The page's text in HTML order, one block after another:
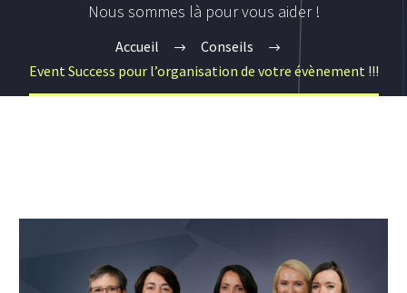
Nous sommes là pour vous aider !
Accueil
Conseils
Event Success pour l’organisation de votre évènement !!!